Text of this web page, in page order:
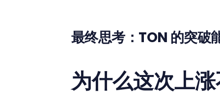
最终思考：TON 的突破
为什么这次上